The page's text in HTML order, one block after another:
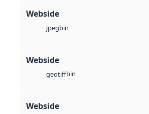
Webside
jpegbin
Webside
geotiffbin
Webside